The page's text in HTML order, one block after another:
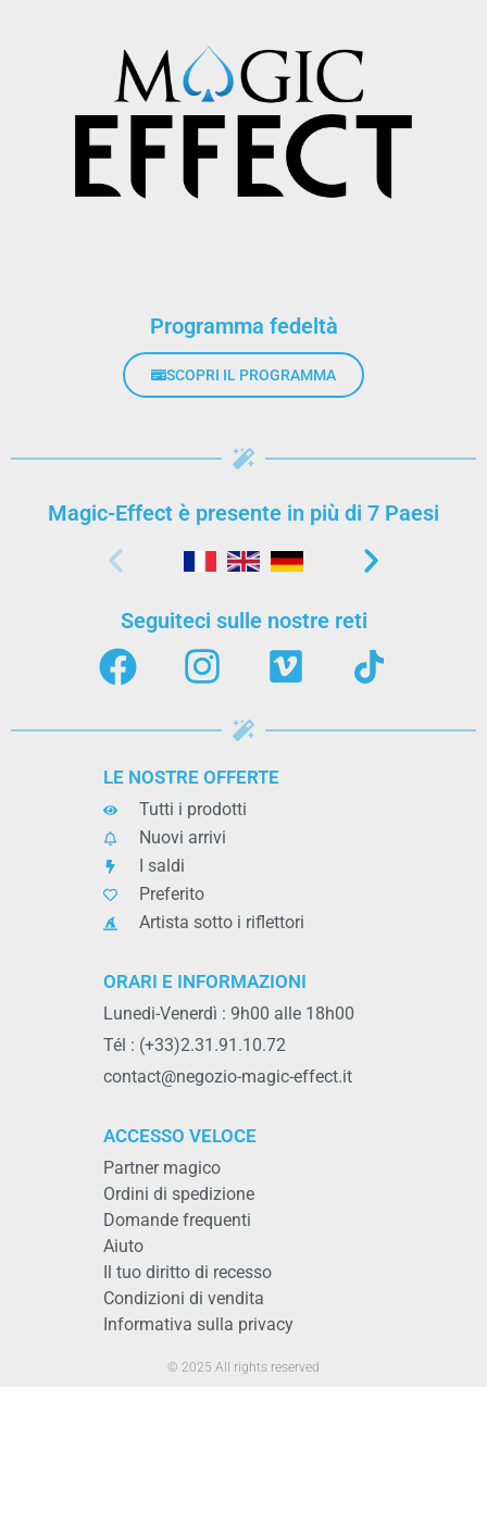
Programma fedeltà
SCOPRI IL PROGRAMMA
Magic-Effect è presente in più di 7 Paesi
Seguiteci sulle nostre reti
LE NOSTRE OFFERTE
Tutti i prodotti
Nuovi arrivi
I saldi
Preferito
Artista sotto i riflettori
ORARI E INFORMAZIONI
Lunedi-Venerdì : 9h00 alle 18h00
Tél : (+33)2.31.91.10.72
contact@negozio-magic-effect.it
ACCESSO VELOCE
Partner magico
Ordini di spedizione
Domande frequenti
Aiuto
Il tuo diritto di recesso
Condizioni di vendita
Informativa sulla privacy
© 2025 All rights reserved